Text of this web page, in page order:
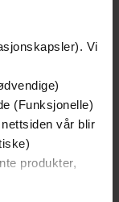
Vi
(Funksjonelle)
vår blir
produkter,
Blindgang
Lier Horst
LYDBOK